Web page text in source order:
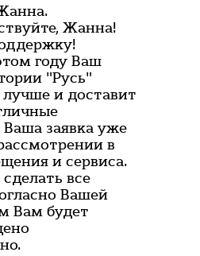
Жанна!
году Ваш
"Русь"
и доставит
Ваша заявка уже
в
и сервиса.
все
Вашей
Вам будет